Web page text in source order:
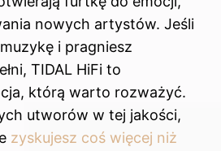
nowych artystów. Jeśli
i pragniesz
TIDAL HiFi to
którą warto rozważyć.
utworów w tej jakości,
zyskujesz coś więcej niż